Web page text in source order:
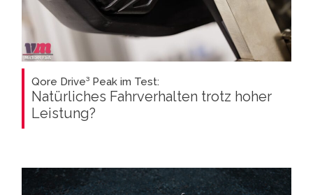
Qore Drive³ Peak im Test:
Natürliches Fahrverhalten trotz hoher
Leistung?